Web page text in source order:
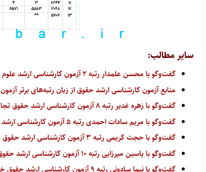
سایر مطالب:
گفت‌وگو با محسن علمدار رتبه ۲ آزمون کارشناسی ارشد علوم قضایی سال ۱۴۰۴
منابع آزمون کارشناسی ارشد حقوق از زبان رتبه‌های برتر آزمون ۱۴۰۴
گفت‌وگو با زهره غدیر رتبه ۸ آزمون کارشناسی ارشد حقوق تجارت بین‌الملل سال ۱۴۰۴
گفت‌وگو با مریم‌ سادات احمدی رتبه ۵ آزمون کارشناسی ارشد حقوق تجارت بین‌الملل سال ۱۴۰۴
گفت‌وگو با حجت کریمی رتبه ۳ آزمون کارشناسی ارشد حقوق عمومی سال ۱۴۰۴
گفت‌وگو با یاسین میرزایی رتبه ۱۰ آزمون کارشناسی ارشد حقوق خصوصی سال ۱۴۰۴
گفت‌وگو با نیما سادونی رتبه ۹ آزمون کارشناسی ارشد حقوق خصوصی سال ۱۴۰۴